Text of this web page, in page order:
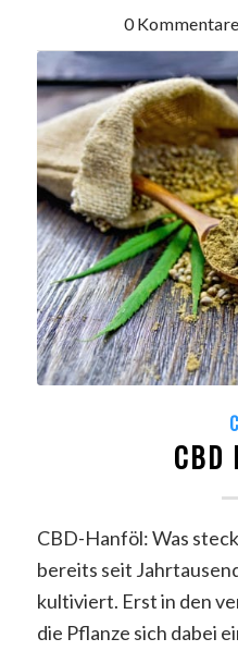
0 Kommentare
/
CBD
CBD-Hanföl: Was
bereits seit
kultiviert. Erst in den
die Pflanze sich dabei